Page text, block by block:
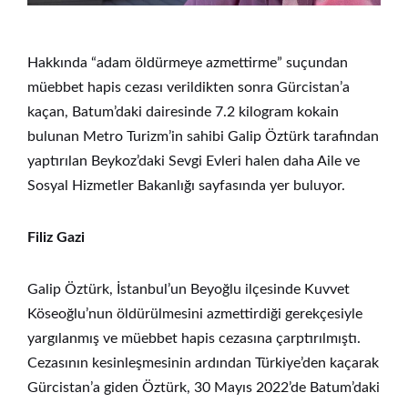
Hakkında “adam öldürmeye azmettirme” suçundan
müebbet hapis cezası verildikten sonra Gürcistan’a
kaçan, Batum’daki dairesinde 7.2 kilogram kokain
bulunan Metro Turizm’in sahibi Galip Öztürk tarafından
yaptırılan Beykoz’daki Sevgi Evleri halen daha Aile ve
Sosyal Hizmetler Bakanlığı sayfasında yer buluyor.
Filiz Gazi
Galip Öztürk, İstanbul’un Beyoğlu ilçesinde Kuvvet
Köseoğlu’nun öldürülmesini azmettirdiği gerekçesiyle
yargılanmış ve müebbet hapis cezasına çarptırılmıştı.
Cezasının kesinleşmesinin ardından Türkiye’den kaçarak
Gürcistan’a giden Öztürk, 30 Mayıs 2022’de Batum’daki